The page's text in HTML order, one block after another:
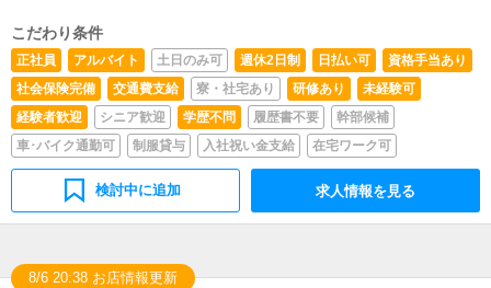
こだわり条件
正社員 アルバイト 土日のみ可 週休2日制 日払い可
資格手当あり
社会保険完備
交通費支給 寮・社宅あり 研修あり
未経験可
経験者歓迎
シニア歓迎 学歴不問 履歴書不要
幹部候補
車･バイク通勤可
制服貸与 入社祝い金支給 在宅ワーク可
検討中に追加 求人情報を見る
8/6 20:38 お店情報更新